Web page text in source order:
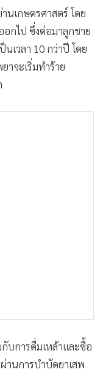
นเกษตรศาสตร์ โดย
กไป ซึ่งต่อมาลูกชาย
เวลา 10 กว่าปี โดย
าจะเริ่มทำร้าย
บการดื่มเหล้าและซื้อ
านการบำบัดยาเสพ